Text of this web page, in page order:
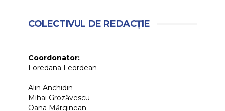
COLECTIVUL DE REDACȚIE
Coordonator:
Loredana Leordean
Alin Anchidin
Mihai Grozăvescu
Oana Mărginean